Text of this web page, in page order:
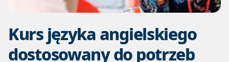
Kurs języka angielskiego
dostosowany do potrzeb